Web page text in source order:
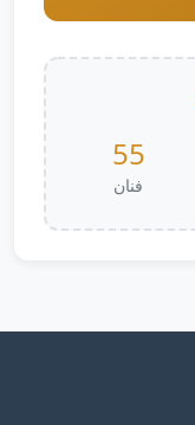
55
فنان